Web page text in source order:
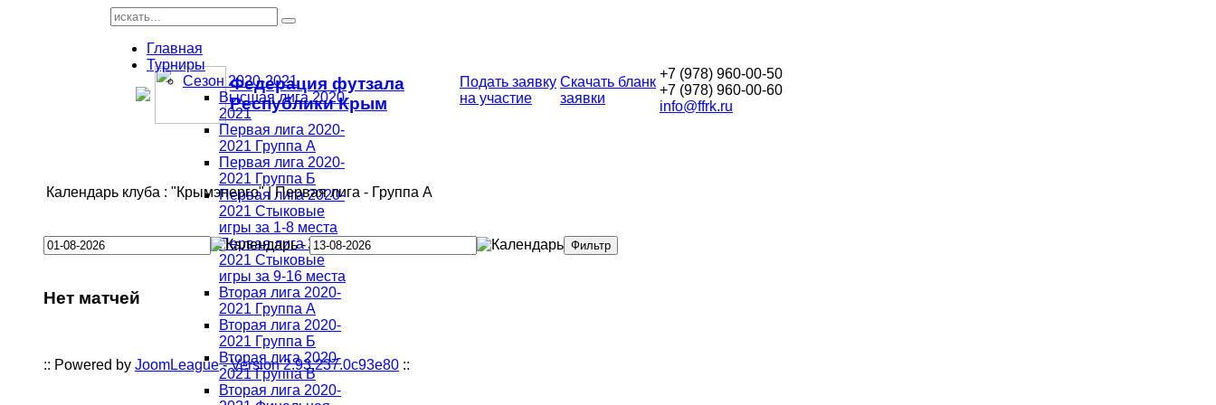
Главная
Турниры
Сезон 2020-2021
Высшая лига 2020-
2021
Первая лига 2020-
2021 Группа А
Первая лига 2020-
2021 Группа Б
Первая лига 2020-
2021 Стыковые
игры за 1-8 места
Первая лига 2020-
2021 Стыковые
игры за 9-16 места
Вторая лига 2020-
2021 Группа А
Вторая лига 2020-
2021 Группа Б
Вторая лига 2020-
2021 Группа В
Вторая лига 2020-
Федерация футзала
Республики Крым
Подать заявку
на участие
Скачать бланк
заявки
+7 (978) 960-00-50
+7 (978) 960-00-60
info@ffrk.ru
Календарь клуба : "Крымэнерго" | Первая лига - Группа А
-
Нет матчей
:: Powered by JoomLeague-Version 2.93.237.0c93e80 ::